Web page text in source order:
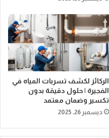
الركائز لكشف تسربات المياه في
الفجيرة | حلول دقيقة بدون
تكسير وضمان معتمد
ديسمبر 26, 2025